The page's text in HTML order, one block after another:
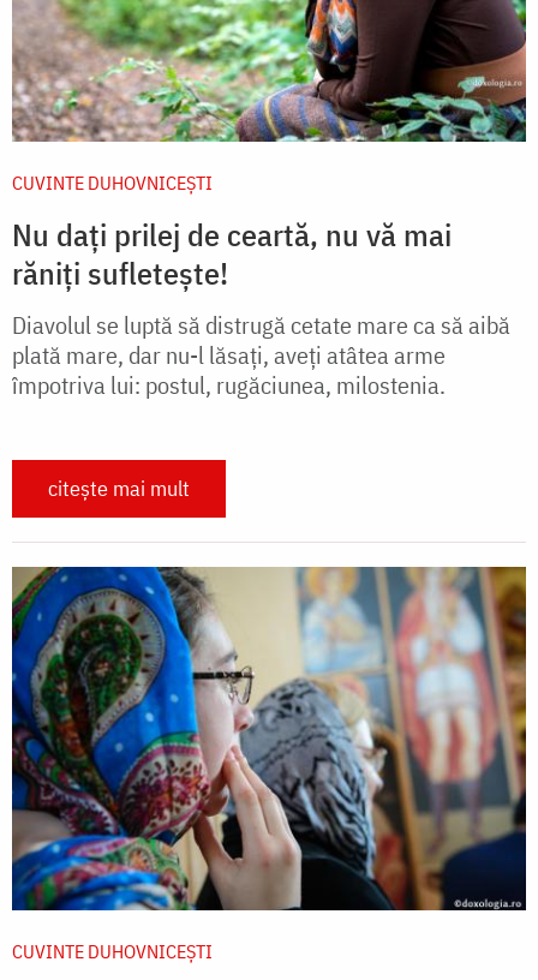
CUVINTE DUHOVNICEȘTI
Nu dați prilej de ceartă, nu vă mai
răniți sufletește!
Diavolul se luptă să distrugă cetate mare ca să aibă
plată mare, dar nu-l lăsați, aveți atâtea arme
împotriva lui: postul, rugăciunea, milostenia.
citește mai mult
CUVINTE DUHOVNICEȘTI